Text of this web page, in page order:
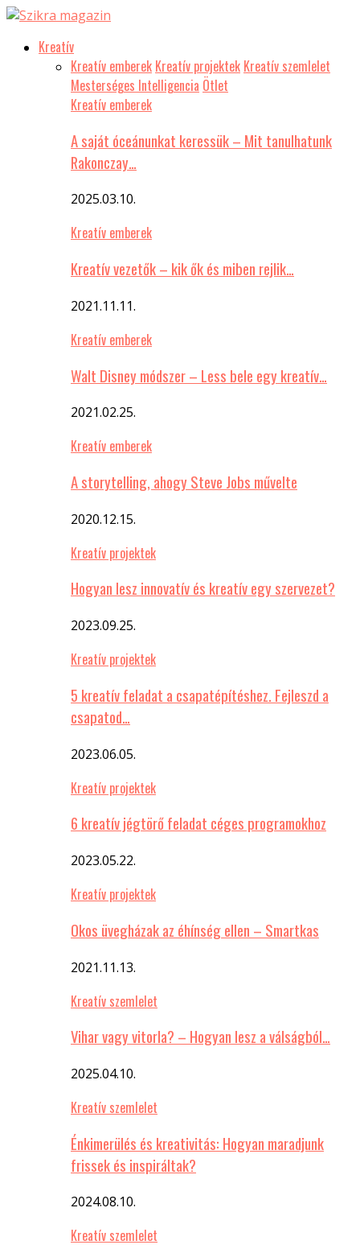
Kreatív
Kreatív emberek Kreatív projektek Kreatív szemlelet
Mesterséges Intelligencia Ötlet
Kreatív emberek
A saját óceánunkat keressük – Mit tanulhatunk
Rakonczay…
2025.03.10.
Kreatív emberek
Kreatív vezetők – kik ők és miben rejlik…
2021.11.11.
Kreatív emberek
Walt Disney módszer – Less bele egy kreatív…
2021.02.25.
Kreatív emberek
A storytelling, ahogy Steve Jobs művelte
2020.12.15.
Kreatív projektek
Hogyan lesz innovatív és kreatív egy szervezet?
2023.09.25.
Kreatív projektek
5 kreatív feladat a csapatépítéshez. Fejleszd a
csapatod…
2023.06.05.
Kreatív projektek
6 kreatív jégtörő feladat céges programokhoz
2023.05.22.
Kreatív projektek
Okos üvegházak az éhínség ellen – Smartkas
2021.11.13.
Kreatív szemlelet
Vihar vagy vitorla? – Hogyan lesz a válságból…
2025.04.10.
Kreatív szemlelet
Énkimerülés és kreativitás: Hogyan maradjunk
frissek és inspiráltak?
2024.08.10.
Kreatív szemlelet